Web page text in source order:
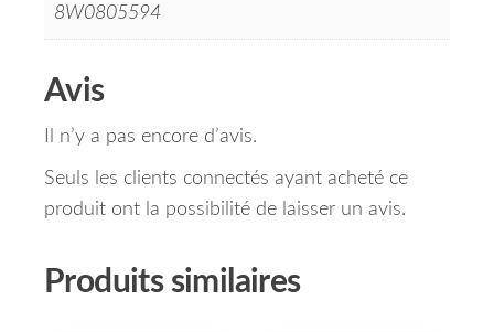
8W0805594
Avis
Il n’y a pas encore d’avis.
Seuls les clients connectés ayant acheté ce
produit ont la possibilité de laisser un avis.
Produits similaires